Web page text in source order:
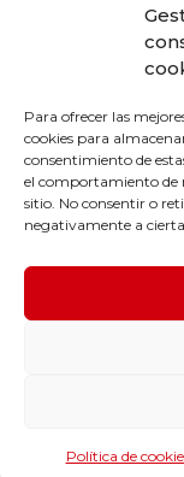
Para ofrecer las
cookies para
consentimiento de
el comportamiento de
sitio. No consentir o
negativamente a
Política de
Trabalhe connosco
Advertência
Advertência jurídica
Política de
Política de cookies
Política RSC
©